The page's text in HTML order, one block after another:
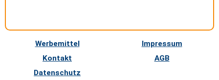
Werbemittel
Impressum
Kontakt
AGB
Datenschutz